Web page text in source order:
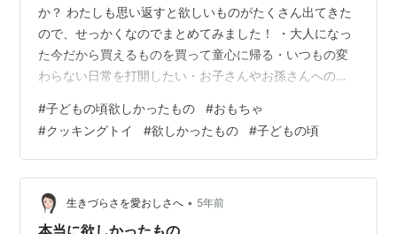
か？ わたしも思い返すと欲しいものがたくさん出てきた
ので、せっかくなのでまとめてみました！ ・大人になっ
た今だから買えるものを買って童心に帰る・いつもの変
わらない日常を打開したい・お子さんやお孫さんへのプ
子どもの頃を思い出しながら読んでみてください！ 覚え
ているものはある？子どもの頃欲しかったもの13点！
1：ATM型貯金箱「マイATMバンク」 2：クレーンゲーム
「UFOキャッチャー」 3：わたあめメーカー「わたあめ
屋さん」 4：おうちで回転ずし「回転寿司トレイン」
5：ポップコーンメーカー…
#子どもの頃欲しかったもの #おもちゃ
#クッキングトイ #欲しかったもの #子どもの頃
生きづらさを愛おしさへ • 5年前